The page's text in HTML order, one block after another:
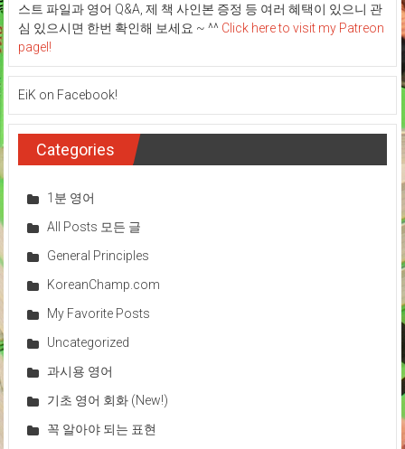
스트 파일과 영어 Q&A, 제 책 사인본 증정 등 여러 혜택이 있으니 관
심 있으시면 한번 확인해 보세요 ~ ^^ Click here to visit my Patreon
pagel!
EiK on Facebook!
Categories
1분 영어
All Posts 모든 글
General Principles
KoreanChamp.com
My Favorite Posts
Uncategorized
과시용 영어
기초 영어 회화 (New!)
꼭 알아야 되는 표현